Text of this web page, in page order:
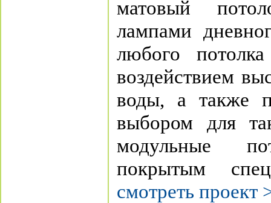
матовый
лампами
любого
воздействием
воды, а также
выбором для
модульные
покрытым
смотреть проект